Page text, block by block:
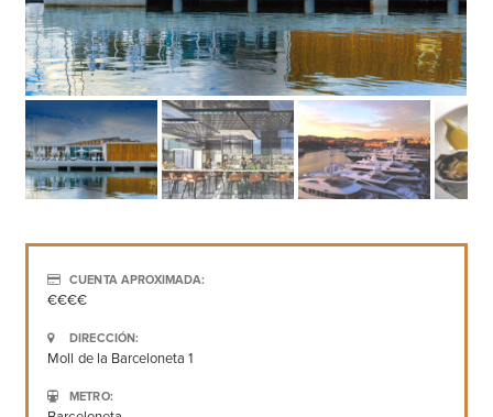
CUENTA APROXIMADA:
€€€€
DIRECCIÓN:
Moll de la Barceloneta 1
METRO: